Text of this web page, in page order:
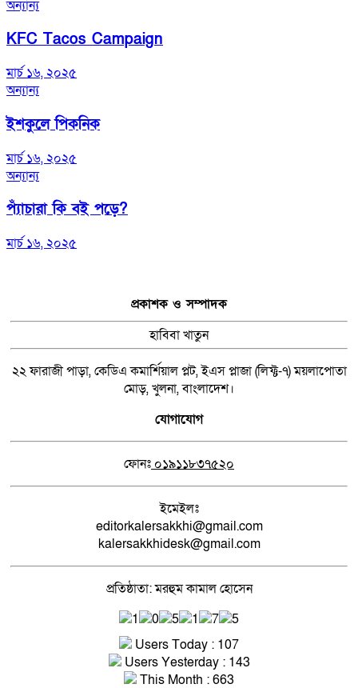
অন্যান্য
KFC Tacos Campaign
মার্চ ১৬, ২০২৫
অন্যান্য
ইশকুলে পিকনিক
মার্চ ১৬, ২০২৫
অন্যান্য
প্যাঁচারা কি বই পড়ে?
মার্চ ১৬, ২০২৫
প্রকাশক ও সম্পাদক
হাবিবা খাতুন
২২ ফারাজী পাড়া, কেডিএ কমার্শিয়াল প্লট, ইএস প্লাজা (লিফ্ট-৭) ময়লাপোতা
মোড়, খুলনা, বাংলাদেশ।
যোগাযোগ
ফোনঃ ০১৯১১৮৩৭৫২০
ইমেইলঃ
editorkalersakkhi@gmail.com
kalersakkhidesk@gmail.com
প্রতিষ্ঠাতা: মরহুম কামাল হোসেন
Users Today : 107
Users Yesterday : 143
This Month : 663